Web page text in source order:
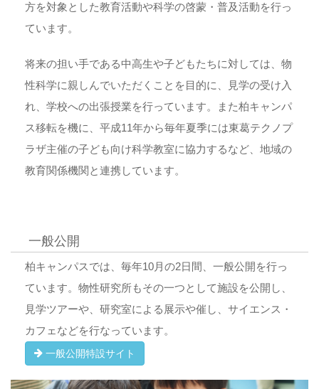
方を対象とした教育活動や科学の啓蒙・普及活動を行っ
ています。
将来の担い手である中高生や子どもたちに対しては、物
性科学に親しんでいただくことを目的に、見学の受け入
れ、学校への出張授業を行っています。また柏キャンパ
ス移転を機に、平成11年から毎年夏季には東葛テクノプ
ラザ主催の子ども向け科学教室に協力するなど、地域の
教育関係機関と連携しています。
一般公開
柏キャンパスでは、毎年10月の2日間、一般公開を行っ
ています。物性研究所もその一つとして施設を公開し、
見学ツアーや、研究室による展示や催し、サイエンス・
カフェなどを行なっています。
一般公開特設サイト